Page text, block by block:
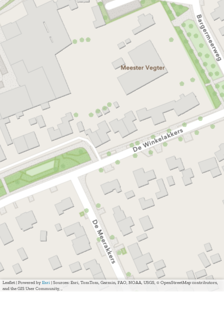
Leaflet | Powered by Esri | Sources: Esri, TomTom, Garmin, FAO, NOAA, USGS, © OpenStreetMap contributors,
and the GIS User Community, ,